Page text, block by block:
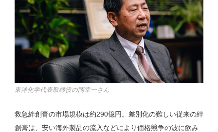
東洋化学代表取締役の岡幸一さん
救急絆創膏の市場規模は約290億円。差別化の難しい従来の絆
創膏は、安い海外製品の流入などにより価格競争の波に飲み